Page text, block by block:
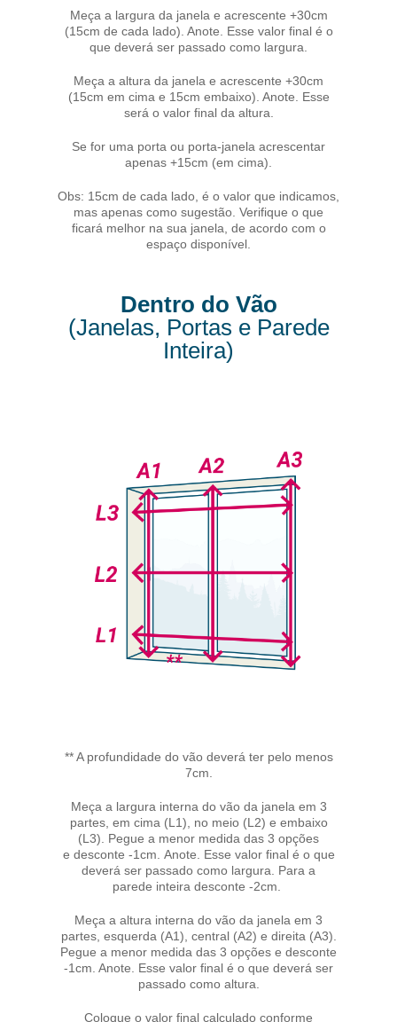
Meça a largura da janela e acrescente +30cm
(15cm de cada lado). Anote. Esse valor final é o
que deverá ser passado como largura.
Meça a altura da janela e acrescente +30cm
(15cm em cima e 15cm embaixo). Anote. Esse
será o valor final da altura.
Se for uma porta ou porta-janela acrescentar
apenas +15cm (em cima).
Obs: 15cm de cada lado, é o valor que indicamos,
mas apenas como sugestão. Verifique o que
ficará melhor na sua janela, de acordo com o
espaço disponível.
Dentro do Vão
(Janelas, Portas e Parede
Inteira)
** A profundidade do vão deverá ter pelo menos
7cm.
Meça a largura interna do vão da janela em 3
partes, em cima (L1), no meio (L2) e embaixo
(L3). Pegue a menor medida das 3 opções
e desconte -1cm. Anote. Esse valor final é o que
deverá ser passado como largura. Para a
parede inteira desconte -2cm.
Meça a altura interna do vão da janela em 3
partes, esquerda (A1), central (A2) e direita (A3).
Pegue a menor medida das 3 opções e desconte
-1cm. Anote. Esse valor final é o que deverá ser
passado como altura.
Coloque o valor final calculado conforme